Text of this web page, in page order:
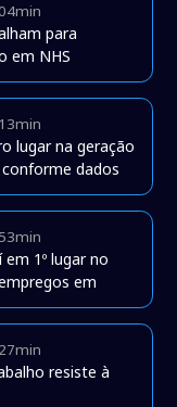
para
em NHS
lugar na geração
dados
1º lugar no
em
resiste à